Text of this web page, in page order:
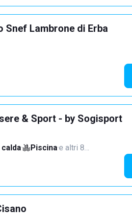
Snef Lambrone di Erba
& Sport - by Sogisport
· Piscina·e altri 8…